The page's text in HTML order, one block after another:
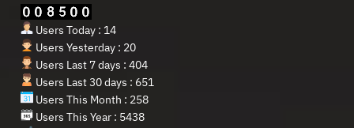
Users Today : 14
Users Yesterday : 20
Users Last 7 days : 404
Users Last 30 days : 651
Users This Month : 258
Users This Year : 5438